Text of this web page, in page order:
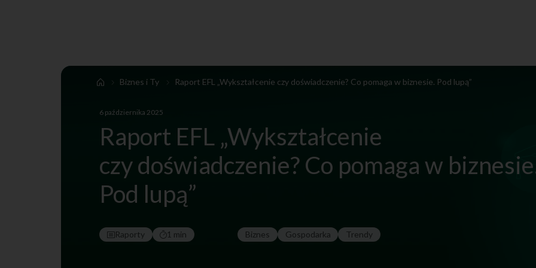
Biznes i Ty Raport EFL „Wykształcenie czy doświadczenie? Co pomaga w biznesie. Pod lupą”
6 października 2025
Raport EFL „Wykształcenie
czy doświadczenie? Co pomaga w
Pod lupą”
Raporty 1 min Biznes Gospodarka Trendy